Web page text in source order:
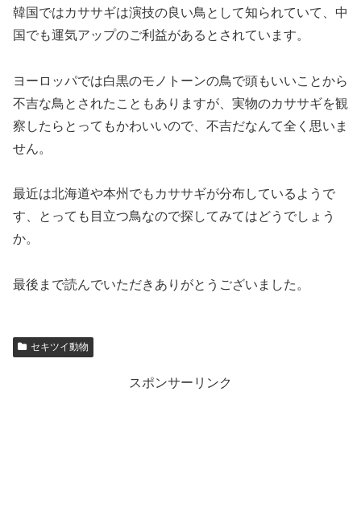
韓国ではカササギは演技の良い鳥として知られていて、中
国でも運気アップのご利益があるとされています。
ヨーロッパでは白黒のモノトーンの鳥で頭もいいことから
不吉な鳥とされたこともありますが、実物のカササギを観
察したらとってもかわいいので、不吉だなんて全く思いま
せん。
最近は北海道や本州でもカササギが分布しているようで
す、とっても目立つ鳥なので探してみてはどうでしょう
か。
最後まで読んでいただきありがとうございました。
セキツイ動物
スポンサーリンク